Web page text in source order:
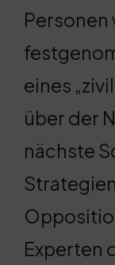
eines
über der
nächste
Experten